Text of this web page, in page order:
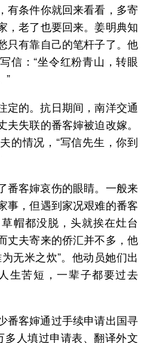
有条件你就回来看看，多寄
，老了也要回来。姜明典知
只有靠自己的笔杆子了。他
信：“坐令红粉青山，转眼
”
定的。抗日期间，南洋交通
失联的番客婶被迫改嫁。
的情况，“写信先生，你到
番客婶哀伤的眼睛。一般来
事，但遇到家况艰难的番客
帽都没脱，头就挨在灶台
丈夫寄来的侨汇并不多，他
无米之炊”。他动员她们出
生苦短，一辈子都要过去
番客婶通过手续申请出国寻
人填过申请表、翻译外文